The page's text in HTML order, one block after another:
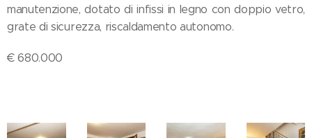
manutenzione, dotato di infissi in legno con doppio vetro,
grate di sicurezza, riscaldamento autonomo.
€ 680.000